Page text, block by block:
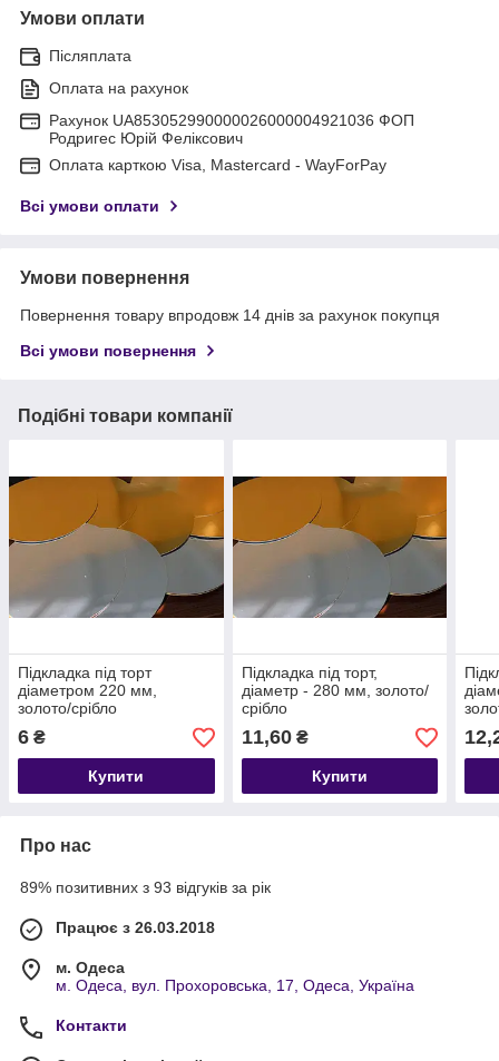
Умови оплати
Післяплата
Оплата на рахунок
Рахунок UA853052990000026000004921036 ФОП
Родригес Юрій Феліксович
Оплата карткою Visa, Mastercard - WayForPay
Всі умови оплати
Умови повернення
Повернення товару впродовж 14 днів за рахунок покупця
Всі умови повернення
Подібні товари компанії
Підкладка під торт
діаметром 220 мм,
золото/срібло
6 ₴
Купити
Підкладка під торт,
діаметр - 280 мм, золото/
срібло
11,60₴
Купити
Про нас
89% позитивних з 93 відгуків за рік
Працює з 26.03.2018
м. Одеса
м. Одеса, вул. Прохоровська, 17, Одеса, Україна
Контакти